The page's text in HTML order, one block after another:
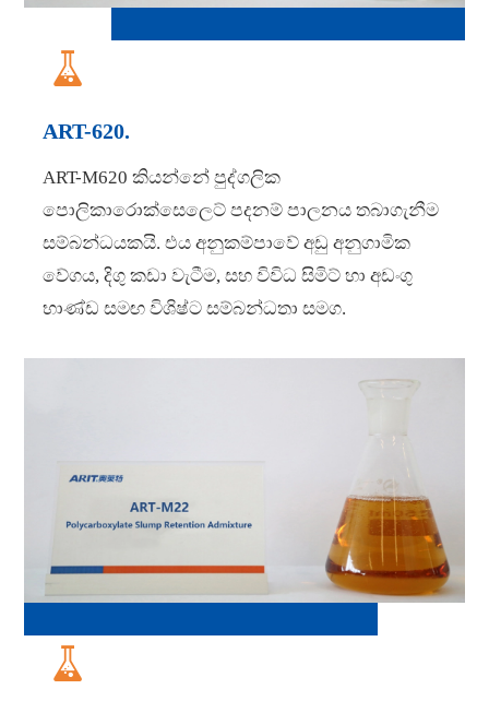

ART-620.
ART-M620 කියන්නේ පුද්ගලික
පොලිකාරොක්සෙලෙට් පදනම් පාලනය තබාගැනීම
සම්බන්ධයකයි. එය අනුකම්පාවේ අඩු අනුගාමික
වේගය, දිගු කඩා වැටීම, සහ විවිධ සිමිට් හා අඩංගු
භාණ්ඩ සමඟ විශිෂ්ට සම්බන්ධතා සමග.
